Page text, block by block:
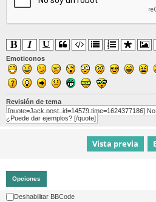
Emoticonos
Revisión de tema
[quote=Jack post_id=14579 time=1624377186]
¿Puede dar ejemplos? [/quote]
Opciones
Deshabilitar BBCode